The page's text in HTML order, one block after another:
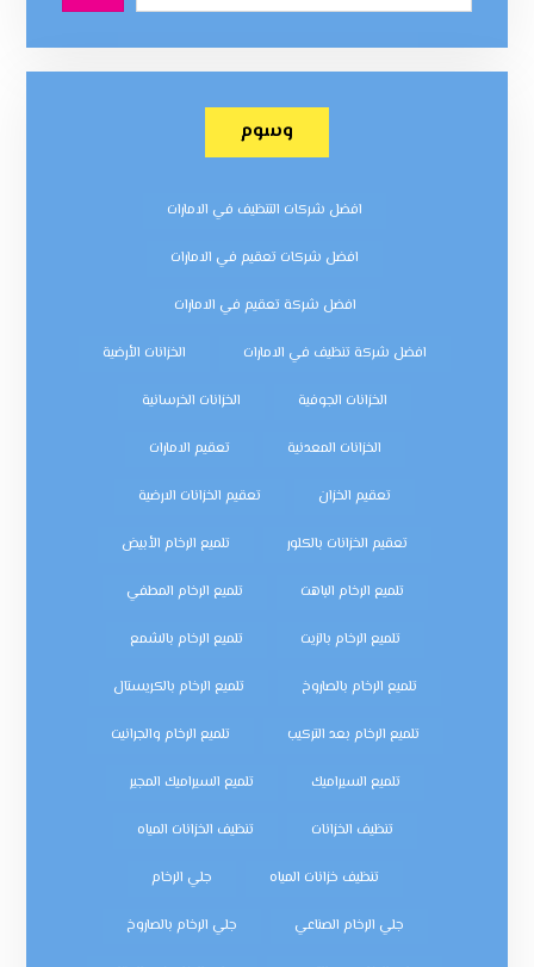
وسوم
افضل شركات التنظيف في الامارات
افضل شركات تعقيم في الامارات
افضل شركة تعقيم في الامارات
افضل شركة تنظيف في الامارات الخزانات الأرضية
الخزانات الجوفية الخزانات الخرسانية
الخزانات المعدنية تعقيم الامارات
تعقيم الخزان تعقيم الخزانات الارضية
تعقيم الخزانات بالكلور تلميع الرخام الأبيض
تلميع الرخام الباهت تلميع الرخام المطفي
تلميع الرخام بالزيت تلميع الرخام بالشمع
تلميع الرخام بالصاروخ تلميع الرخام بالكريستال
تلميع الرخام بعد التركيب تلميع الرخام والجرانيت
تلميع السيراميك تلميع السيراميك المجير
تنظيف الخزانات تنظيف الخزانات المياه
تنظيف خزانات المياه جلي الرخام
جلي الرخام الصناعي جلي الرخام بالصاروخ